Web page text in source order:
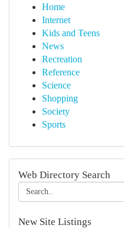
Home
Internet
Kids and Teens
News
Recreation
Reference
Science
Shopping
Society
Sports
Web Directory Search
New Site Listings